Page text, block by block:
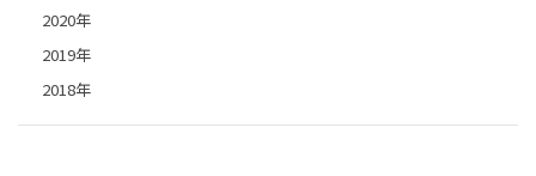
2020年
2019年
2018年